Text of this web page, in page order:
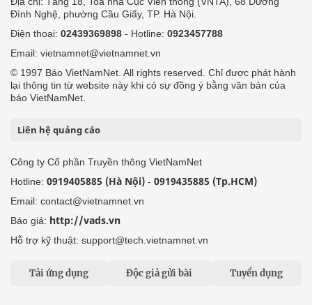
Đình Nghệ, phường Cầu Giấy, TP. Hà Nội.
Điện thoại: 02439369898 - Hotline: 0923457788
Email: vietnamnet@vietnamnet.vn
© 1997 Báo VietNamNet. All rights reserved. Chỉ được phát hành
lại thông tin từ website này khi có sự đồng ý bằng văn bản của
báo VietNamNet.
Liên hệ quảng cáo
Công ty Cổ phần Truyền thông VietNamNet
Hotline: 0919405885 (Hà Nội) - 0919435885 (Tp.HCM)
Email: contact@vietnamnet.vn
Báo giá: http://vads.vn
Hỗ trợ kỹ thuật: support@tech.vietnamnet.vn
Tải ứng dụng Độc giả gửi bài Tuyển dụng